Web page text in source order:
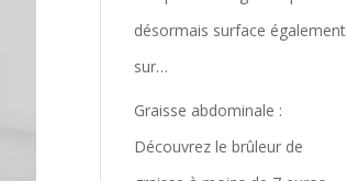
désormais surface également
sur…
Graisse abdominale :
Découvrez le brûleur de